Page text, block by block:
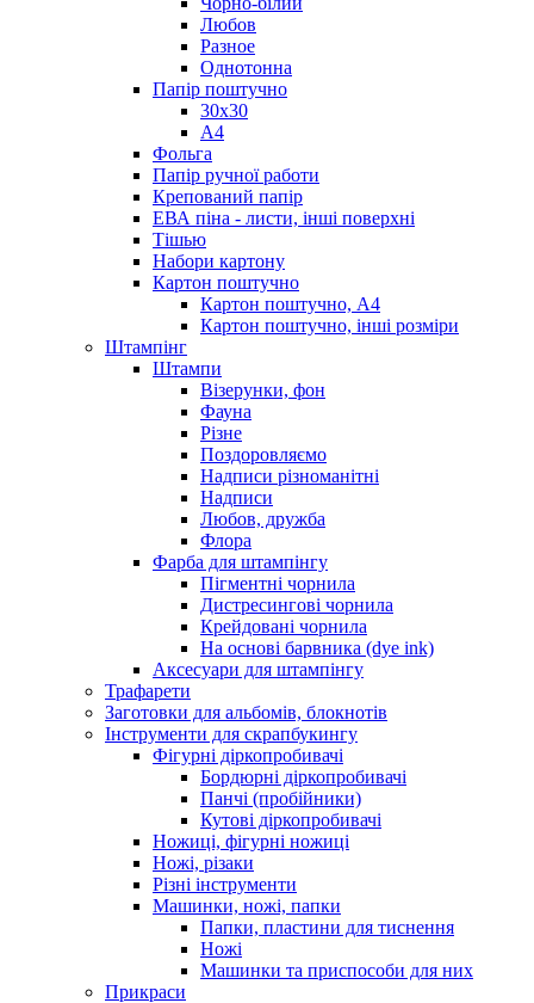
Любов
Разное
Однотонна
Папір поштучно
30х30
А4
Фольга
Папір ручної работи
Крепований папір
ЕВА піна - листи, інші поверхні
Тішью
Набори картону
Картон поштучно
Картон поштучно, А4
Картон поштучно, інші розміри
Штампінг
Штампи
Візерунки, фон
Фауна
Різне
Поздоровляємо
Надписи різноманітні
Надписи
Любов, дружба
Флора
Фарба для штампінгу
Пігментні чорнила
Дистресингові чорнила
Крейдовані чорнила
На основі барвника (dye ink)
Аксесуари для штампінгу
Трафарети
Заготовки для альбомів, блокнотів
Інструменти для скрапбукингу
Фігурні діркопробивачі
Бордюрні діркопробивачі
Панчі (пробійники)
Кутові діркопробивачі
Ножиці, фігурні ножиці
Ножі, різаки
Різні інструменти
Машинки, ножі, папки
Папки, пластини для тиснення
Ножі
Машинки та приспособи для них
Прикраси